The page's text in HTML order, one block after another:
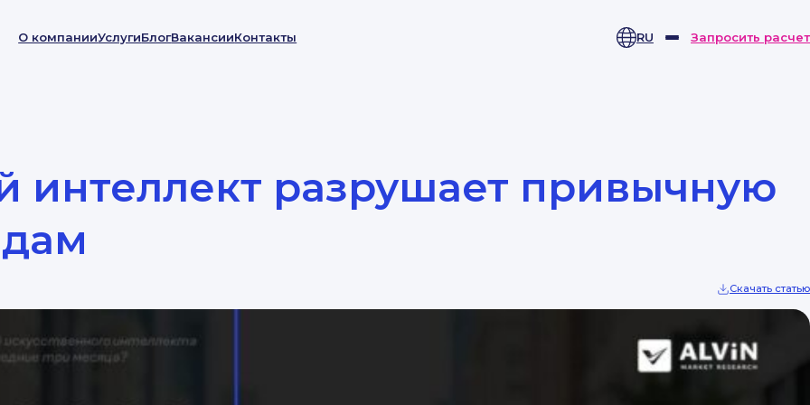
О компанииУслугиБлогВакансииКонтакты RU Запросить расчет
Запросить расчет
интеллект разрушает привычную
Скачать статью